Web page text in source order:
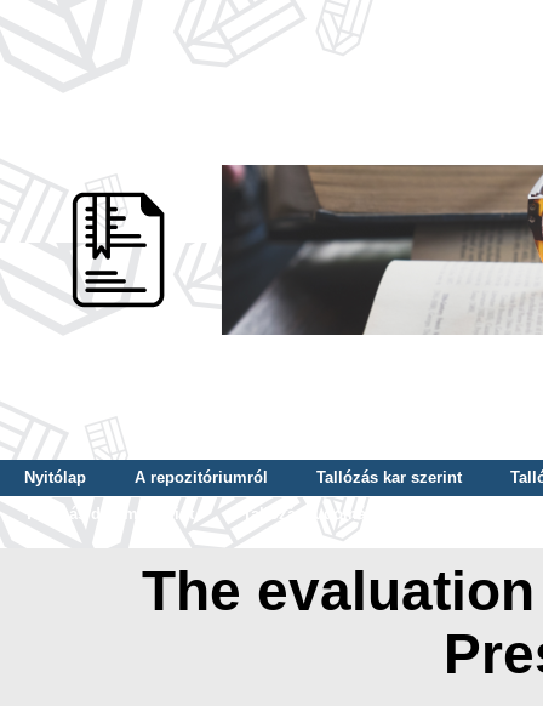
Nyitólap A repozitóriumról Tallózás kar szerint
Tallózás dátum szerint
Tallózás tudományterület szerint
The